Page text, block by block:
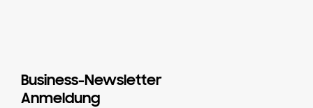
Business-Newsletter
Anmeldung